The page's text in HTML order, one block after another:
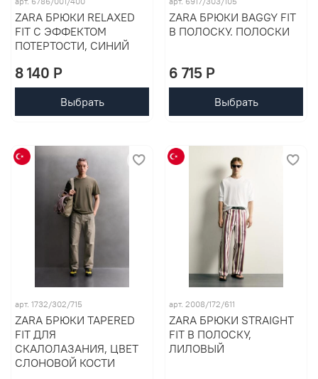
ZARA БРЮКИ RELAXED
FIT С ЭФФЕКТОМ
ПОТЕРТОСТИ, СИНИЙ
8 140 P
Выбрать
ZARA БРЮКИ BAGGY FIT
В ПОЛОСКУ. ПОЛОСКИ
6 715 P
Выбрать
арт. 1732/302/715
ZARA БРЮКИ TAPERED
FIT ДЛЯ
СКАЛОЛАЗАНИЯ, ЦВЕТ
СЛОНОВОЙ КОСТИ
арт. 2008/172/611
ZARA БРЮКИ STRAIGHT
FIT В ПОЛОСКУ,
ЛИЛОВЫЙ